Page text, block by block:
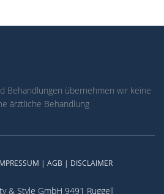
Behandlungen übernehmen wir keine
ärztliche Behandlung
| AGB | DISCLAIMER
& Style GmbH 9491 Ruggell